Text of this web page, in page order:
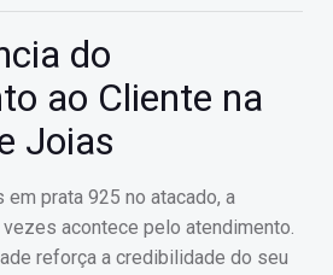
do
ao Cliente na
Joias
prata 925 no atacado, a
acontece pelo atendimento.
reforça a credibilidade do seu